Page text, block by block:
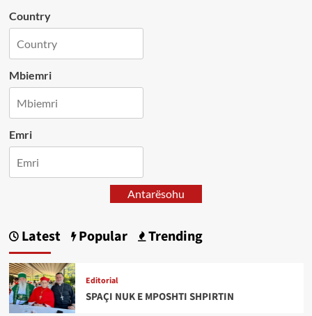
Country
Mbiemri
Emri
Antarësohu
Latest Popular Trending
Editorial
SPAÇI NUK E MPOSHTI SHPIRTIN